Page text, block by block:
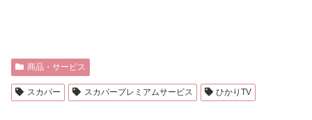
商品・サービス
スカパー スカパープレミアムサービス ひかりTV